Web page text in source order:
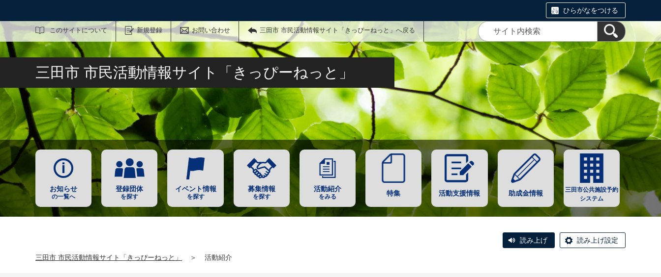
ひらがなをつける
このサイトについて 新規登録 お問い合わせ 三田市 市民活動情報サイト「きっぴーねっと」へ戻る
サイト内検索
三田市 市民活動情報サイト「きっぴーねっと」
お知らせ
の一覧へ
登録団体
を探す
イベント情報
を探す
募集情報
を探す
活動紹介
をみる 特集 活動支援情報 助成金情報
三田市公共施設予約
システム
読み上げ 読み上げ設定
三田市 市民活動情報サイト「きっぴーねっと」 ＞ 活動紹介